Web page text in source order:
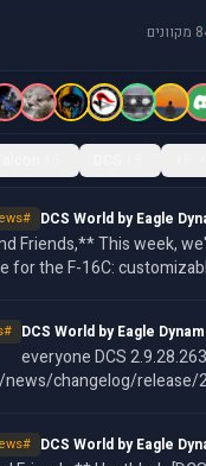
DCS World by Eagle #news-חדשות
for the F-16C:
DCS World by Eagle #news-חדשות
@everyone DCS
changelog/release/
DCS World by Eagle #news-חדשות